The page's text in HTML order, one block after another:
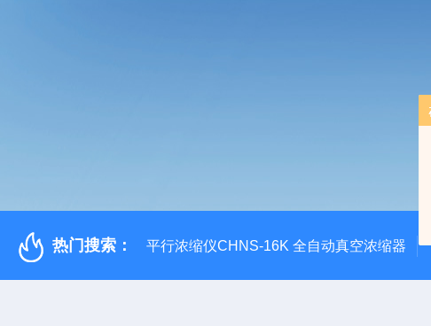
热门搜索： 平行浓缩仪CHNS-16K 全自动真空浓缩器